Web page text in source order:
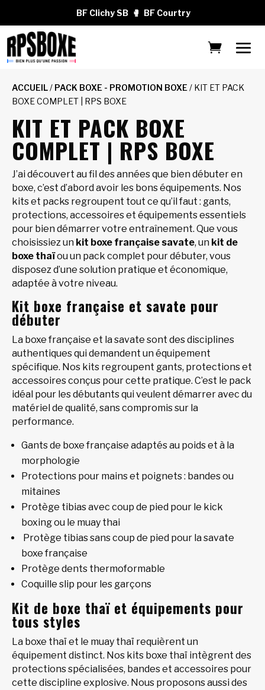
BF Clichy SB 🥊 BF Courtry
ACCUEIL/ PACK BOXE - PROMOTION BOXE / KIT ET PACK
BOXE COMPLET | RPS BOXE
KIT ET PACK BOXE
COMPLET | RPS BOXE
J’ai découvert au fil des années que bien débuter en
boxe, c’est d’abord avoir les bons équipements. Nos
kits et packs regroupent tout ce qu’il faut : gants,
protections, accessoires et équipements essentiels
pour bien démarrer votre entraînement. Que vous
choisissiez un kit boxe française savate, un kit de
boxe thaïou un pack complet pour débuter, vous
disposez d’une solution pratique et économique,
adaptée à votre niveau.
Kit boxe française et savate pour
débuter
La boxe française et la savate sont des disciplines
authentiques qui demandent un équipement
spécifique. Nos kits regroupent gants, protections et
accessoires conçus pour cette pratique. C’est le pack
idéal pour les débutants qui veulent démarrer avec du
matériel de qualité, sans compromis sur la
performance.
Gants de boxe française adaptés au poids et à la
morphologie
Protections pour mains et poignets : bandes ou
mitaines
Protège tibias avec coup de pied pour le kick
boxing ou le muay thai
Protège tibias sans coup de pied pour la savate
boxe française
Protège dents thermoformable
Coquille slip pour les garçons
Kit de boxe thaï et équipements pour
tous styles
La boxe thaï et le muay thaï requièrent un
équipement distinct. Nos kits boxe thaï intègrent des
protections spécialisées, bandes et accessoires pour
cette discipline explosive. Nous proposons aussi des